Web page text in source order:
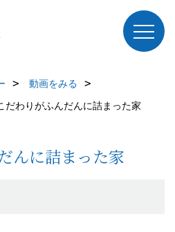
動画をみる
だわりがふんだんに詰まった家
んに詰まった家